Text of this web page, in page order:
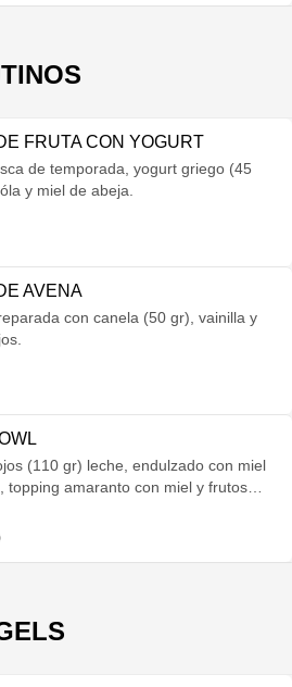
FRUTA CON YOGURT
de temporada, yogurt griego (45
y miel de abeja.
AVENA
con canela (50 gr), vainilla y
(110 gr) leche, endulzado con miel
topping amaranto con miel y frutos